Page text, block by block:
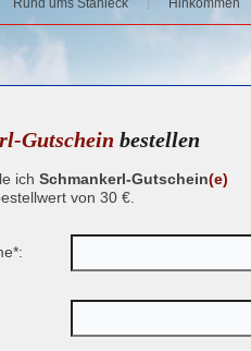
Rund ums Stahleck Hinkommen
Gutschein bestellen
ichSchmankerl-Gutschein(e)
von 30 €.